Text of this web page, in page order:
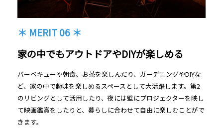
＊ MERIT 06 ＊
家の中でもアウトドアやDIYが楽しめる
バーベキューや朝食、お茶を楽しんだり、ガーデニングやDIYな
ど、家の中で趣味を楽しめるスペースとして大活躍します。第2
のリビングとして活用したり、夜には壁にプロジェクターを映し
て映画鑑賞をしたりと、暮らしに合わせて自由に楽しむことがで
きます。